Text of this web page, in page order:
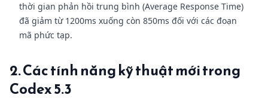
thời gian phản hồi trung bình (Average Response Time)
đã giảm từ 1200ms xuống còn 850ms đối với các đoạn
mã phức tạp.
2. Các tính năng kỹ thuật mới trong
Codex 5.3